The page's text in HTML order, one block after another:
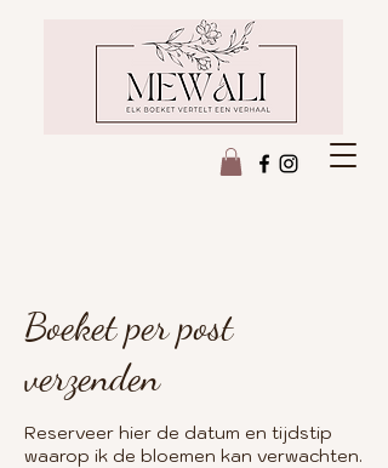
Boeket per post
verzenden
Reserveer hier de datum en tijdstip
waarop ik de bloemen kan verwachten.